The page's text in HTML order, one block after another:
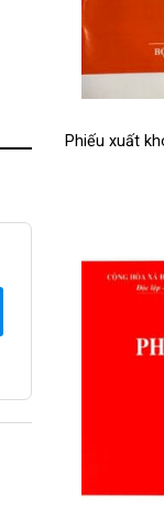
Phiếu xuất